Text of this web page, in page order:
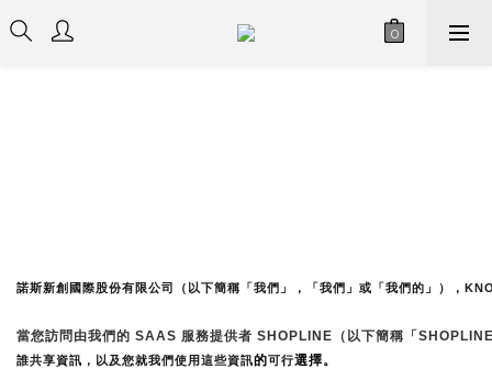
諾斯新創國際股份有限公司（以下簡稱「我們」，「我們」或「我們的」），
當您訪問由我們的 SAAS 服務提供者 SHOPLINE（以下簡稱「
誰共享資訊，以及您就我們使用這些資訊的可行選擇。